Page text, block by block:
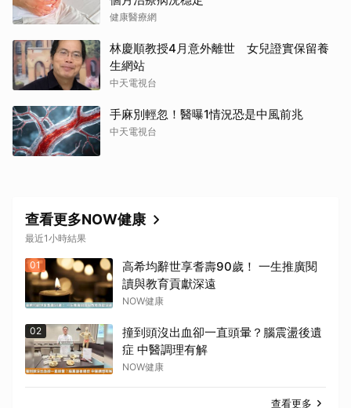
健康醫療網
林慶順教授4月意外離世 女兒證實保留養
生網站
中天電視台
手麻別輕忽！醫曝1情況恐是中風前兆
中天電視台
查看更多NOW健康
最近1小時結果
01
高希均辭世享耆壽90歲！ 一生推廣閱
讀與教育貢獻深遠
NOW健康
02
撞到頭沒出血卻一直頭暈？腦震盪後遺
症 中醫調理有解
NOW健康
查看更多